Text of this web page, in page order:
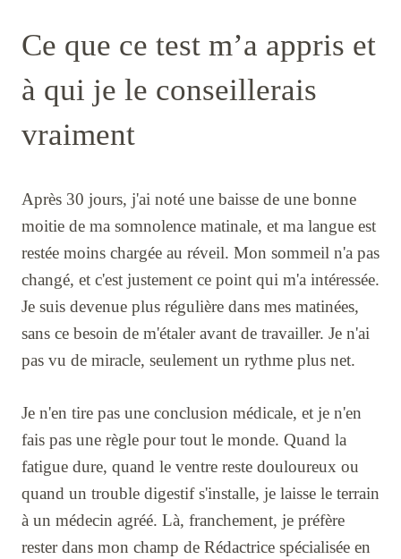
Ce que ce test m’a appris et
à qui je le conseillerais
vraiment
Après 30 jours, j'ai noté une baisse de une bonne
moitie de ma somnolence matinale, et ma langue est
restée moins chargée au réveil. Mon sommeil n'a pas
changé, et c'est justement ce point qui m'a intéressée.
Je suis devenue plus régulière dans mes matinées,
sans ce besoin de m'étaler avant de travailler. Je n'ai
pas vu de miracle, seulement un rythme plus net.
Je n'en tire pas une conclusion médicale, et je n'en
fais pas une règle pour tout le monde. Quand la
fatigue dure, quand le ventre reste douloureux ou
quand un trouble digestif s'installe, je laisse le terrain
à un médecin agréé. Là, franchement, je préfère
rester dans mon champ de Rédactrice spécialisée en